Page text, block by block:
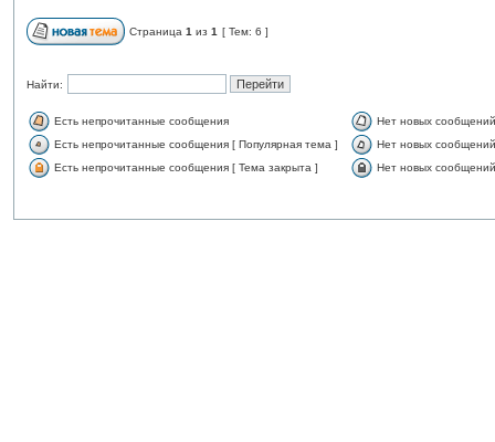
Страница 1 из 1 [ Тем: 6 ]
Найти:
Есть непрочитанные сообщения
Нет новых сообщений
Есть непрочитанные сообщения [ Популярная тема ]
Нет новых
Есть непрочитанные сообщения [ Тема закрыта ]
Нет новых